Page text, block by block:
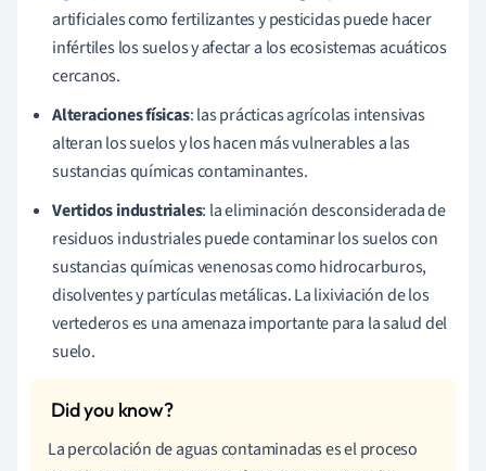
artificiales como fertilizantes y pesticidas puede hacer
infértiles los suelos y afectar a los ecosistemas acuáticos
cercanos.
Alteraciones físicas: las prácticas agrícolas intensivas
alteran los suelos y los hacen más vulnerables a las
sustancias químicas contaminantes.
Vertidos industriales: la eliminación desconsiderada de
residuos industriales puede contaminar los suelos con
sustancias químicas venenosas como hidrocarburos,
disolventes y partículas metálicas. La lixiviación de los
vertederos es una amenaza importante para la salud del
suelo.
La percolación de aguas contaminadas es el proceso